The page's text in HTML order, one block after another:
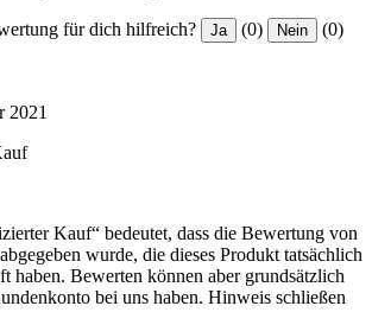
für dich hilfreich? Ja (0) Nein (0)
2021
Kauf“ bedeutet, dass die Bewertung von
wurde, die dieses Produkt tatsächlich
haben. Bewerten können aber grundsätzlich
bei uns haben. Hinweis schließen